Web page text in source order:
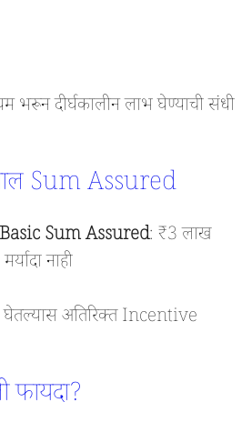
भरून दीर्घकालीन लाभ घेण्याची संधी
Sum Assured
Sum Assured: ₹3 लाख
नाही
अतिरिक्त Incentive
फायदा?